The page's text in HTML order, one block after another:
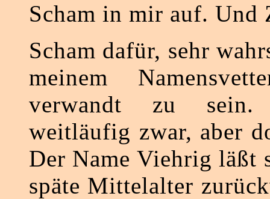
Scham in mir auf. Und
Scham dafür, sehr
meinem
verwandt zu sein.
weitläufig zwar, aber
Der Name Viehrig läßt
späte Mittelalter